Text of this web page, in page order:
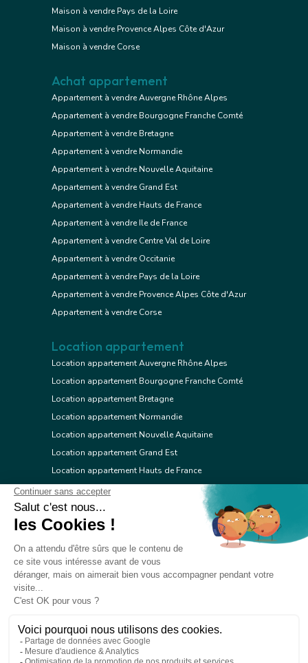
Maison à vendre Pays de la Loire
Maison à vendre Provence Alpes Côte d'Azur
Maison à vendre Corse
Achat appartement
Appartement à vendre Auvergne Rhône Alpes
Appartement à vendre Bourgogne Franche Comté
Appartement à vendre Bretagne
Appartement à vendre Normandie
Appartement à vendre Nouvelle Aquitaine
Appartement à vendre Grand Est
Appartement à vendre Hauts de France
Appartement à vendre Ile de France
Appartement à vendre Centre Val de Loire
Appartement à vendre Occitanie
Appartement à vendre Pays de la Loire
Appartement à vendre Provence Alpes Côte d'Azur
Appartement à vendre Corse
Location appartement
Location appartement Auvergne Rhône Alpes
Location appartement Bourgogne Franche Comté
Location appartement Bretagne
Location appartement Normandie
Location appartement Nouvelle Aquitaine
Location appartement Grand Est
Location appartement Hauts de France
Location appartement Ile de France
Location appartement Centre Val de Loire
Location appartement Occitanie
Location appartement Provence Alpes Côte d'Azur
Location appartement Corse